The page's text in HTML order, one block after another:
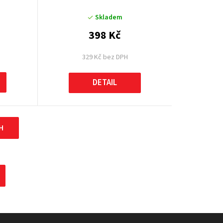
Skladem
329 Kč bez DPH
398 Kč
DETAIL